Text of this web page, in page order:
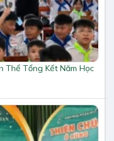
Thể Tổng Kết Năm Học